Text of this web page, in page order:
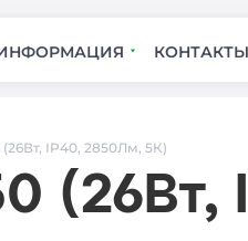
КОНТАКТЫ
IP40, 2850Лм, 5К)